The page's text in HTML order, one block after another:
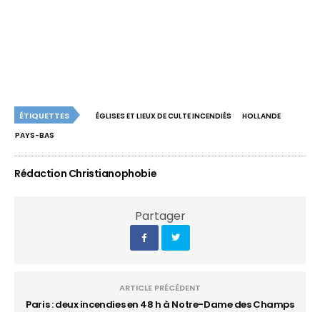
ÉTIQUETTES ÉGLISES ET LIEUX DE CULTE INCENDIÉS
HOLLANDE
PAYS-BAS
Rédaction Christianophobie
Partager
ARTICLE PRÉCÉDENT
Paris : deux incendies en 48 h à Notre-Dame des Champs